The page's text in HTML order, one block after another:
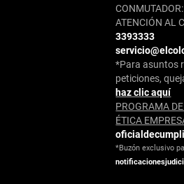
ATENCIÓN AL
3393333
*Para asuntos
peticiones,
haz clic aquí
PROGRAMA
ÉTICA
*Buzón exclusivo